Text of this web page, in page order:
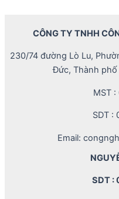
CÔNG TY TNHH
230/74 đường Lò Lu,
Đức, Thành phố
MST
SDT :
Email:
SDT :